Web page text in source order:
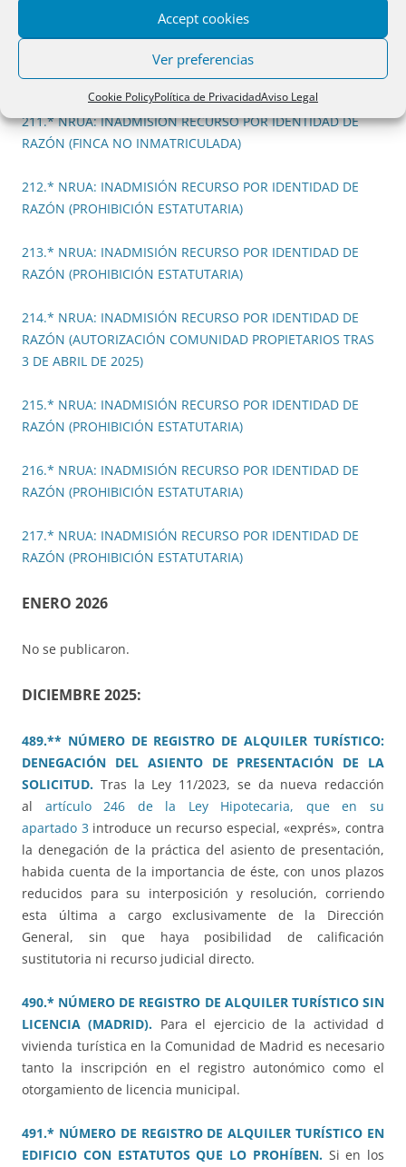
Accept cookies
Ver preferencias
Cookie PolicyPolítica de PrivacidadAviso Legal
RAZÓN (PROHIBICIÓN ESTATUTARIA)
210.* NRUA: INADMISIÓN RECURSO POR IDENTIDAD DE
RAZÓN (NO PROCEDE NRUA EN LOCALES)
211.* NRUA: INADMISIÓN RECURSO POR IDENTIDAD DE
RAZÓN (FINCA NO INMATRICULADA)
212.* NRUA: INADMISIÓN RECURSO POR IDENTIDAD DE
RAZÓN (PROHIBICIÓN ESTATUTARIA)
213.* NRUA: INADMISIÓN RECURSO POR IDENTIDAD DE
RAZÓN (PROHIBICIÓN ESTATUTARIA)
214.* NRUA: INADMISIÓN RECURSO POR IDENTIDAD DE
RAZÓN (AUTORIZACIÓN COMUNIDAD PROPIETARIOS TRAS
3 DE ABRIL DE 2025)
215.* NRUA: INADMISIÓN RECURSO POR IDENTIDAD DE
RAZÓN (PROHIBICIÓN ESTATUTARIA)
216.* NRUA: INADMISIÓN RECURSO POR IDENTIDAD DE
RAZÓN (PROHIBICIÓN ESTATUTARIA)
217.* NRUA: INADMISIÓN RECURSO POR IDENTIDAD DE
RAZÓN (PROHIBICIÓN ESTATUTARIA)
ENERO 2026
No se publicaron.
DICIEMBRE 2025:
489.** NÚMERO DE REGISTRO DE ALQUILER TURÍSTICO:
DENEGACIÓN DEL ASIENTO DE PRESENTACIÓN DE LA
SOLICITUD. Tras la Ley 11/2023, se da nueva redacción
al artículo 246 de la Ley Hipotecaria, que en su
apartado 3 introduce un recurso especial, «exprés», contra
la denegación de la práctica del asiento de presentación,
habida cuenta de la importancia de éste, con unos plazos
reducidos para su interposición y resolución, corriendo
esta última a cargo exclusivamente de la Dirección
General, sin que haya posibilidad de calificación
sustitutoria ni recurso judicial directo.
490.* NÚMERO DE REGISTRO DE ALQUILER TURÍSTICO SIN
LICENCIA (MADRID). Para el ejercicio de la actividad d
vivienda turística en la Comunidad de Madrid es necesario
tanto la inscripción en el registro autonómico como el
otorgamiento de licencia municipal.
491.* NÚMERO DE REGISTRO DE ALQUILER TURÍSTICO EN
EDIFICIO CON ESTATUTOS QUE LO PROHÍBEN. Si en los